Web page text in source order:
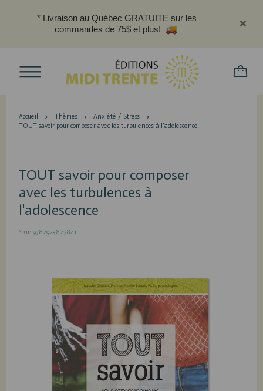
* Livraison au Québec GRATUITE sur les
commandes de 75$ et plus!
Accueil Thèmes
Anxiété / Stress
TOUT savoir pour composer avec les turbulences à l'adolescence
TOUT savoir pour composer
avec les turbulences à
l'adolescence
Sku: 9782923827841